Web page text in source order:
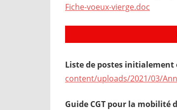
Fiche-voeux-vierge.doc
Liste de postes initialement
content/uploads/2021/03/
Guide CGT pour la mobilité